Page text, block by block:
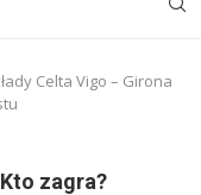
Celta Vigo – Girona
zagra?